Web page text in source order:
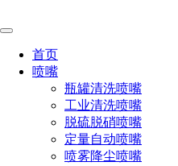
首页
喷嘴
瓶罐清洗喷嘴
工业清洗喷嘴
脱硫脱硝喷嘴
定量自动喷嘴
喷雾降尘喷嘴
它很常见
钛虽然不属于稀有金属的
属，而且它开采和制造的成
很常见的，你可曾听说过钛
各位伙伴们是不是很好奇钛
么样的作用呢？下面让我们来
1、这种金属中的王者直